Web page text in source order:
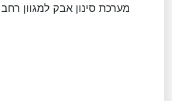
מערכת סינון אבק למגוון